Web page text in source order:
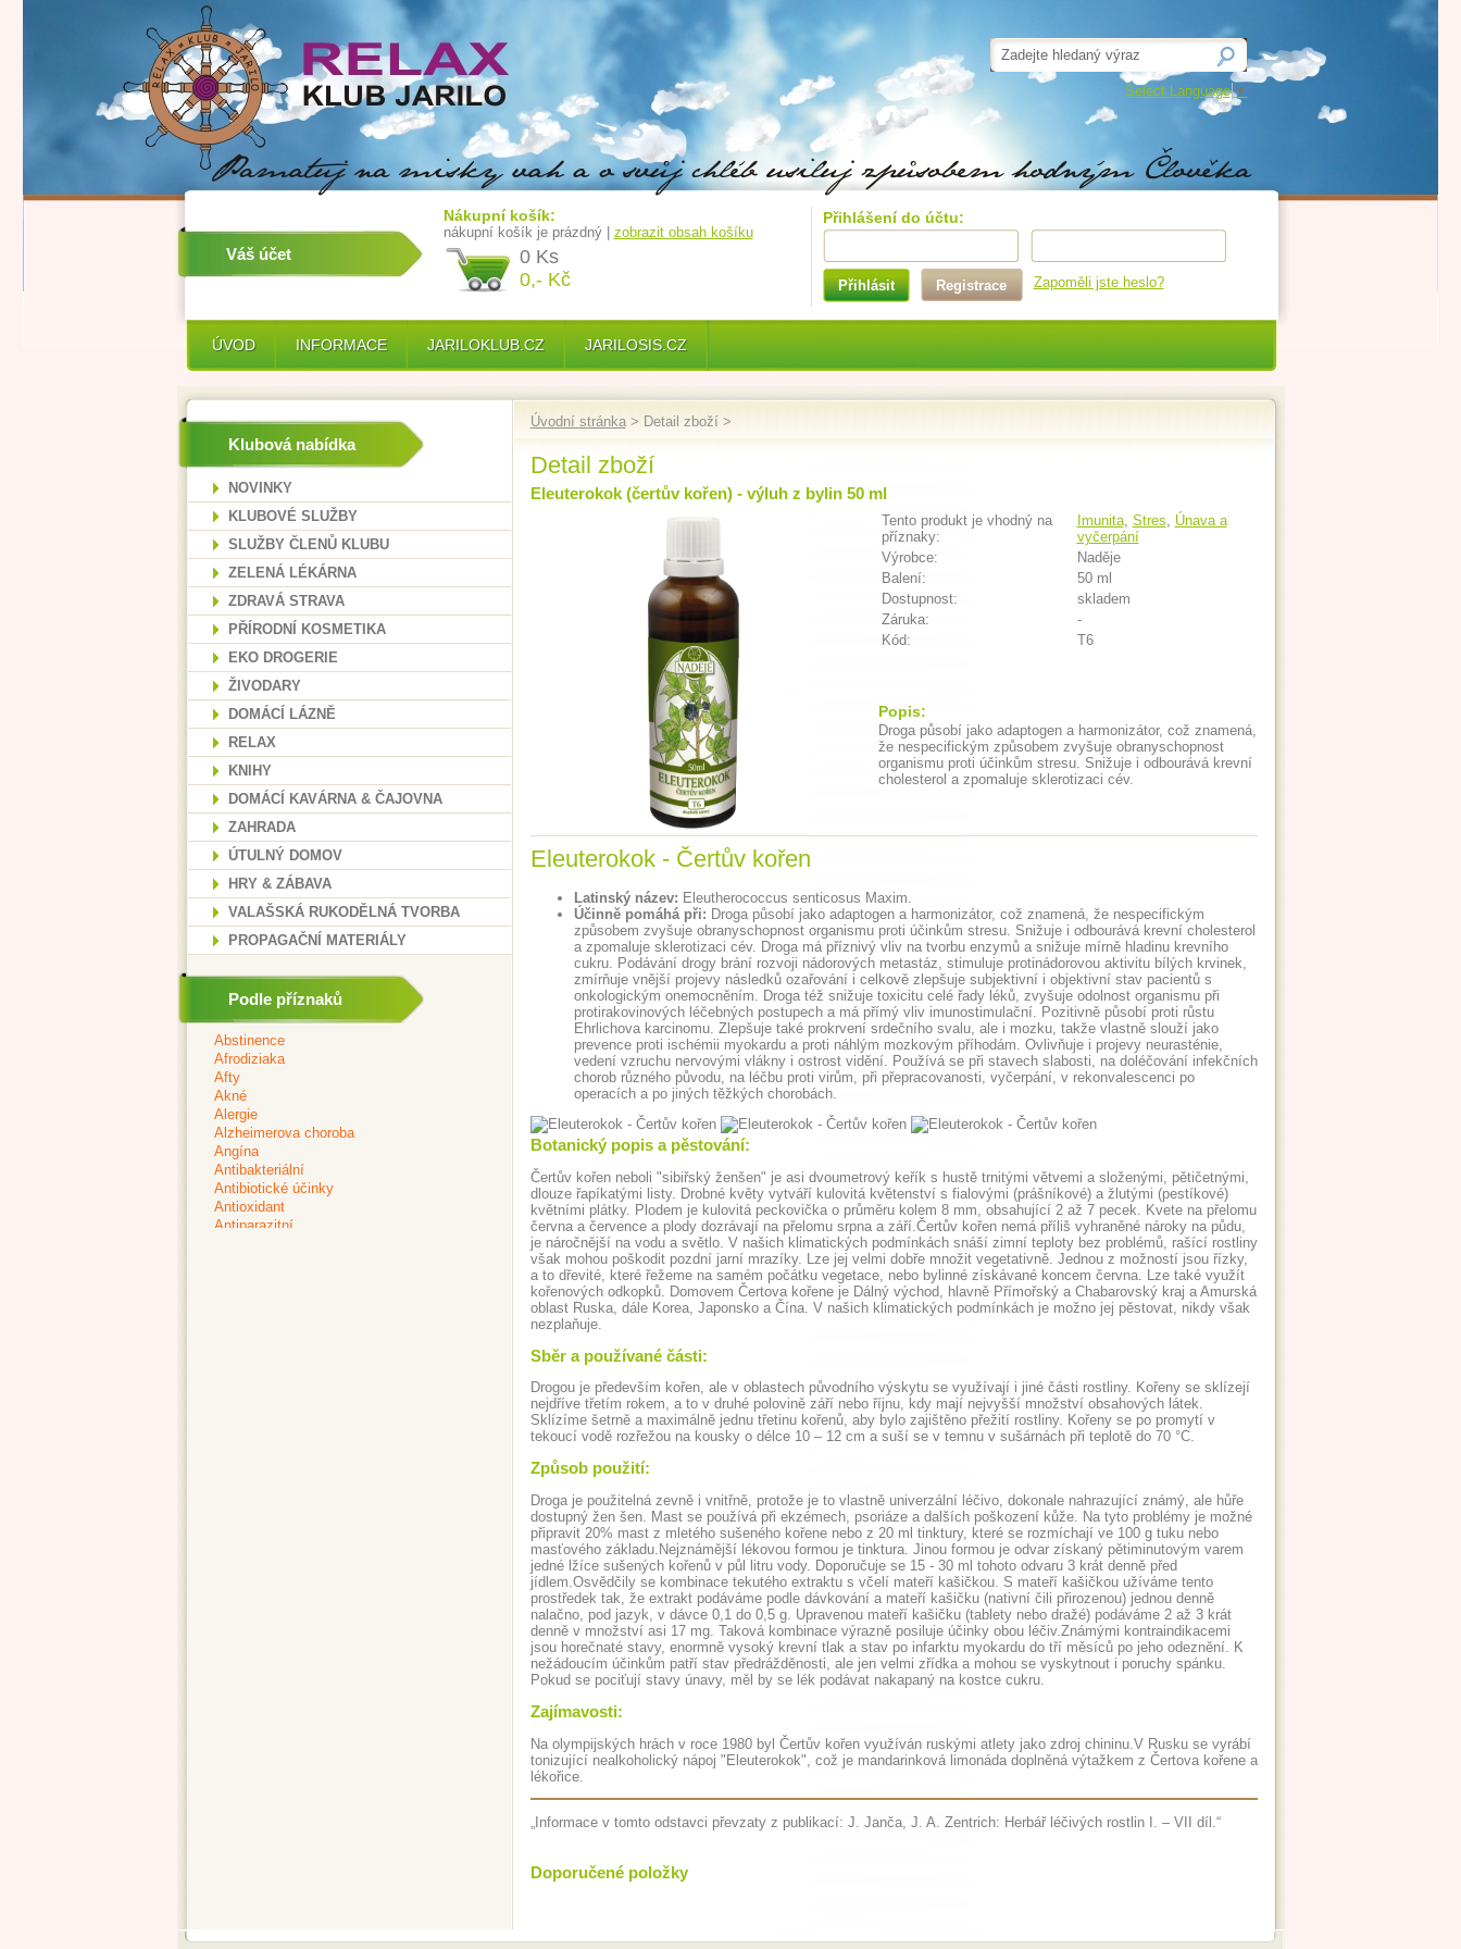
Select Language ▼
Přihlášení do účtu:
Přihlásit Registrace Zapoměli jste heslo?
Váš účet
Nákupní košík:
nákupní košík je prázdný | zobrazit obsah košíku
0 Ks
0,- Kč
ÚVOD INFORMACE JARILOKLUB.CZ JARILOSIS.CZ
Klubová nabídka
NOVINKY
KLUBOVÉ SLUŽBY
SLUŽBY ČLENŮ KLUBU
ZELENÁ LÉKÁRNA
ZDRAVÁ STRAVA
PŘÍRODNÍ KOSMETIKA
EKO DROGERIE
ŽIVODARY
DOMÁCÍ LÁZNĚ
RELAX
KNIHY
DOMÁCÍ KAVÁRNA & ČAJOVNA
ZAHRADA
ÚTULNÝ DOMOV
HRY & ZÁBAVA
VALAŠSKÁ RUKODĚLNÁ TVORBA
PROPAGAČNÍ MATERIÁLY
Podle příznaků
Úvodní stránka> Detail zboží >
Detail zboží
Eleuterokok (čertův kořen) - výluh z bylin 50 ml
Tento produkt je vhodný na
příznaky:
Imunita, Stres, Únava a
vyčerpání
Výrobce:
Naděje
Balení:
50 ml
Dostupnost:
skladem
Záruka:
-
Kód:
T6
Popis:
Droga působí jako adaptogen a harmonizátor, což znamená,
že nespecifickým způsobem zvyšuje obranyschopnost
organismu proti účinkům stresu. Snižuje i odbourává krevní
cholesterol a zpomaluje sklerotizaci cév.
Eleuterokok - Čertův kořen
Latinský název: Eleutherococcus senticosus Maxim.
Účinně pomáhá při: Droga působí jako adaptogen a harmonizátor, což znamená, že nespecifickým
způsobem zvyšuje obranyschopnost organismu proti účinkům stresu. Snižuje i odbourává krevní cholesterol
a zpomaluje sklerotizaci cév. Droga má příznivý vliv na tvorbu enzymů a snižuje mírně hladinu krevního
cukru. Podávání drogy brání rozvoji nádorových metastáz, stimuluje protinádorovou aktivitu bílých krvinek,
zmírňuje vnější projevy následků ozařování i celkově zlepšuje subjektivní i objektivní stav pacientů s
onkologickým onemocněním. Droga též snižuje toxicitu celé řady léků, zvyšuje odolnost organismu při
protirakovinových léčebných postupech a má přímý vliv imunostimulační. Pozitivně působí proti růstu
Ehrlichova karcinomu. Zlepšuje také prokrvení srdečního svalu, ale i mozku, takže vlastně slouží jako
prevence proti ischémii myokardu a proti náhlým mozkovým příhodám. Ovlivňuje i projevy neurasténie,
vedení vzruchu nervovými vlákny i ostrost vidění. Používá se při stavech slabosti, na doléčování infekčních
chorob různého původu, na léčbu proti virům, při přepracovanosti, vyčerpání, v rekonvalescenci po
operacích a po jiných těžkých chorobách.
Botanický popis a pěstování:
Čertův kořen neboli "sibiřský ženšen" je asi dvoumetrový keřík s hustě trnitými větvemi a složenými, pětičetnými,
dlouze řapíkatými listy. Drobné květy vytváří kulovitá květenství s fialovými (prášníkové) a žlutými (pestíkové)
květními plátky. Plodem je kulovitá peckovička o průměru kolem 8 mm, obsahující 2 až 7 pecek. Kvete na přelomu
června a července a plody dozrávají na přelomu srpna a září.Čertův kořen nemá příliš vyhraněné nároky na půdu,
je náročnější na vodu a světlo. V našich klimatických podmínkách snáší zimní teploty bez problémů, rašící rostliny
však mohou poškodit pozdní jarní mrazíky. Lze jej velmi dobře množit vegetativně. Jednou z možností jsou řízky,
a to dřevité, které řežeme na samém počátku vegetace, nebo bylinné získávané koncem června. Lze také využít
kořenových odkopků. Domovem Čertova kořene je Dálný východ, hlavně Přímořský a Chabarovský kraj a Amurská
oblast Ruska, dále Korea, Japonsko a Čína. V našich klimatických podmínkách je možno jej pěstovat, nikdy však
nezplaňuje.
Sběr a používané části:
Drogou je především kořen, ale v oblastech původního výskytu se využívají i jiné části rostliny. Kořeny se sklízejí
nejdříve třetím rokem, a to v druhé polovině září nebo říjnu, kdy mají nejvyšší množství obsahových látek.
Sklízíme šetrně a maximálně jednu třetinu kořenů, aby bylo zajištěno přežití rostliny. Kořeny se po promytí v
tekoucí vodě rozřežou na kousky o délce 10 – 12 cm a suší se v temnu v sušárnách při teplotě do 70 °C.
Způsob použití:
Droga je použitelná zevně i vnitřně, protože je to vlastně univerzální léčivo, dokonale nahrazující známý, ale hůře
dostupný žen šen. Mast se používá při ekzémech, psoriáze a dalších poškození kůže. Na tyto problémy je možné
připravit 20% mast z mletého sušeného kořene nebo z 20 ml tinktury, které se rozmíchají ve 100 g tuku nebo
masťového základu.Nejznámější lékovou formou je tinktura. Jinou formou je odvar získaný pětiminutovým varem
jedné lžíce sušených kořenů v půl litru vody. Doporučuje se 15 - 30 ml tohoto odvaru 3 krát denně před
jídlem.Osvědčily se kombinace tekutého extraktu s včelí mateří kašičkou. S mateří kašičkou užíváme tento
prostředek tak, že extrakt podáváme podle dávkování a mateří kašičku (nativní čili přirozenou) jednou denně
nalačno, pod jazyk, v dávce 0,1 do 0,5 g. Upravenou mateří kašičku (tablety nebo dražé) podáváme 2 až 3 krát
denně v množství asi 17 mg. Taková kombinace výrazně posiluje účinky obou léčiv.Známými kontraindikacemi
jsou horečnaté stavy, enormně vysoký krevní tlak a stav po infarktu myokardu do tří měsíců po jeho odeznění. K
nežádoucím účinkům patří stav předrážděnosti, ale jen velmi zřídka a mohou se vyskytnout i poruchy spánku.
Pokud se pociťují stavy únavy, měl by se lék podávat nakapaný na kostce cukru.
Zajímavosti:
Na olympijských hrách v roce 1980 byl Čertův kořen využíván ruskými atlety jako zdroj chininu.V Rusku se vyrábí
tonizující nealkoholický nápoj "Eleuterokok", což je mandarinková limonáda doplněná výtažkem z Čertova kořene a
lékořice.
„Informace v tomto odstavci převzaty z publikací: J. Janča, J. A. Zentrich: Herbář léčivých rostlin I. – VII díl.“
Doporučené položky